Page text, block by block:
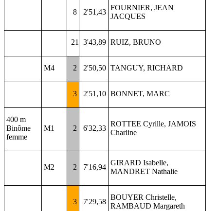
8 2'51,43
FOURNIER, JEAN
JACQUES
21 3'43,89 RUIZ, BRUNO
M4 2 2'50,50 TANGUY, RICHARD
3 2'51,10 BONNET, MARC
400 m
Binôme
femme
M1 2 6'32,33
ROTTEE Cyrille, JAMOIS
Charline
M2 2 7'16,94
GIRARD Isabelle,
MANDRET Nathalie
3 7'29,58
BOUYER Christelle,
RAMBAUD Margareth